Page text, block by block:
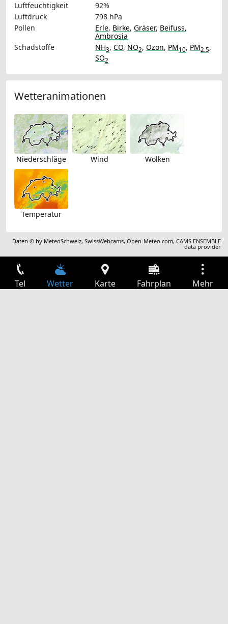
Luftfeuchtigkeit
92%
Luftdruck
798 hPa
Pollen
Erle, Birke, Gräser, Beifuss,
Ambrosia
Schadstoffe
NH3, CO, NO2, Ozon, PM10, PM2.5,
SO2
Wetteranimationen
Niederschläge Wind Wolken
Temperatur
Daten © by MeteoSchweiz,SwissWebcams,Open-Meteo.com,CAMS ENSEMBLE
data provider
Tel Wetter Karte Fahrplan Mehr